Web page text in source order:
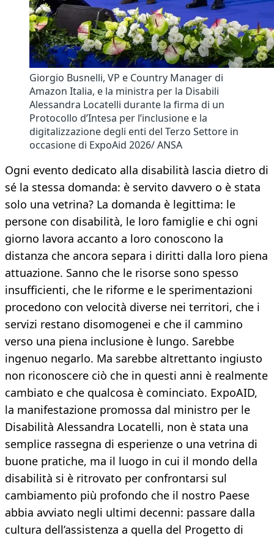
Giorgio Busnelli, VP e Country Manager di
Amazon Italia, e la ministra per la Disabili
Alessandra Locatelli durante la firma di un
Protocollo d’Intesa per l’inclusione e la
digitalizzazione degli enti del Terzo Settore in
occasione di ExpoAid 2026/ ANSA
Ogni evento dedicato alla disabilità lascia dietro di
sé la stessa domanda: è servito davvero o è stata
solo una vetrina? La domanda è legittima: le
persone con disabilità, le loro famiglie e chi ogni
giorno lavora accanto a loro conoscono la
distanza che ancora separa i diritti dalla loro piena
attuazione. Sanno che le risorse sono spesso
insufficienti, che le riforme e le sperimentazioni
procedono con velocità diverse nei territori, che i
servizi restano disomogenei e che il cammino
verso una piena inclusione è lungo. Sarebbe
ingenuo negarlo. Ma sarebbe altrettanto ingiusto
non riconoscere ciò che in questi anni è realmente
cambiato e che qualcosa è cominciato. ExpoAID,
la manifestazione promossa dal ministro per le
Disabilità Alessandra Locatelli, non è stata una
semplice rassegna di esperienze o una vetrina di
buone pratiche, ma il luogo in cui il mondo della
disabilità si è ritrovato per confrontarsi sul
cambiamento più profondo che il nostro Paese
abbia avviato negli ultimi decenni: passare dalla
cultura dell’assistenza a quella del Progetto di